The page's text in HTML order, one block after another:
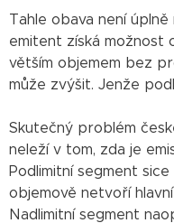
Tahle obava není úplně
emitent získá možnost
větším objemem bez
může zvýšit. Jenže
Skutečný problém
neleží v tom, zda je
Podlimitní segment
objemově netvoří
Nadlimitní segment